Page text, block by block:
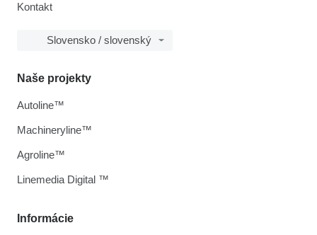
Kontakt
Slovensko / slovenský
Informácie
Naše projekty
Autoline™
Machineryline™
Agroline™
Linemedia Digital ™